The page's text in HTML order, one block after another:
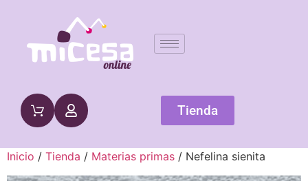
Tienda
Inicio / Tienda / Materias primas / Nefelina sienita